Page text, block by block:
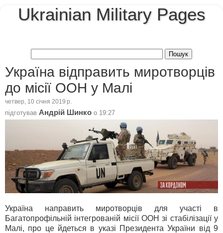
Ukrainian Military Pages
Україна відправить миротворців
до місії ООН у Малі
четвер, 10 січня 2019 р.
підготував Андрій Шинко о 19:27
Україна направить миротворців для участі в
Багатопрофільній інтегрованій місії ООН зі стабілізації у
Малі, про це йдеться в указі Президента України від 9